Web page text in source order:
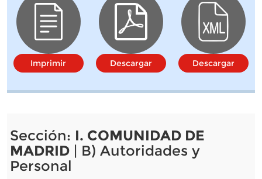
Imprimir Descargar Descargar
Sección: I. COMUNIDAD DE
MADRID| B) Autoridades y
Personal